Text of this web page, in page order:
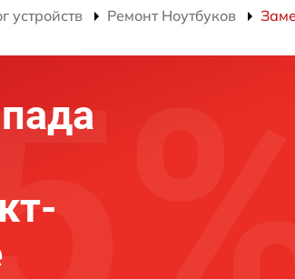
устройств Ремонт Ноутбуков